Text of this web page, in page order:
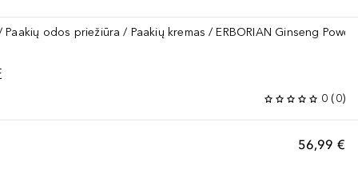
Paakių odos priežiūra Paakių kremas ERBORIAN Ginseng Power
0 (0)
56,99 €